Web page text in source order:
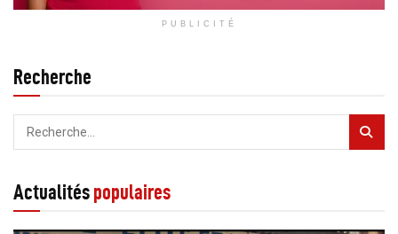
PUBLICITÉ
Recherche
Actualitéspopulaires